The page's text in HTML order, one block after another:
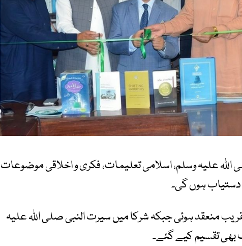
علیہ وسلم، اسلامی تعلیمات، فکری و اخلاقی موضوعات
ہوں گی۔
منعقد ہوئی جبکہ شرکا میں سیرت النبی صلی اللہ علیہ
بھی تقسیم کیے گئے۔